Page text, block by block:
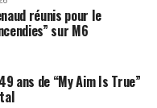
réunis pour le
sur M6
ans de “My Aim Is True”